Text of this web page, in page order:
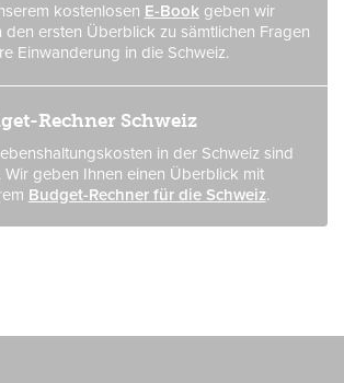
kostenlosen E-Bookgeben wir
den ersten Überblick zu sämtlichen Fragen
Einwanderung in die Schweiz.
Rechner Schweiz
in der Schweiz sind
Wir geben Ihnen einen Überblick mit
Budget-Rechner für die Schweiz.